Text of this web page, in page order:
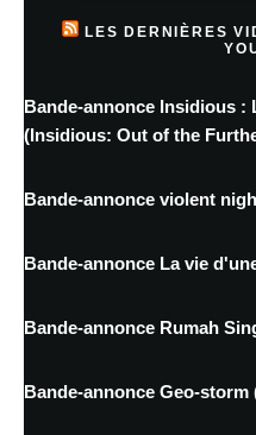
LES DERNIÈRES
Bande-annonce Insidious
(Insidious: Out of the
Bande-annonce violent
Bande-annonce La vie
Bande-annonce Rumah
Bande-annonce Geo-storm